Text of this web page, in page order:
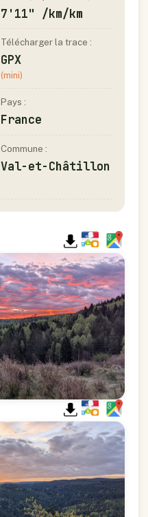
7'11" /km/km
Télécharger la trace :
GPX
(mini)
Pays :
France
Commune :
Val-et-Châtillon